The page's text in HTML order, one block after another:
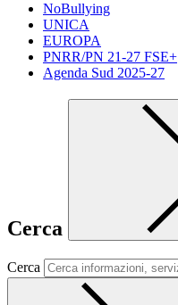
NoBullying
UNICA
EUROPA
PNRR/PN 21-27 FSE+
Agenda Sud 2025-27
Cerca
Cerca